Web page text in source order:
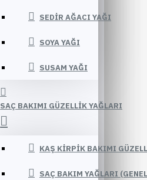
SEDIR AĞACI YAĞI
SOYA YAĞI
SUSAM YAĞI
SAÇ BAKIMI GÜZELLIK YAĞLARI
KAŞ KIRPIK BAKIMI
SAÇ BAKIM YAĞLARI